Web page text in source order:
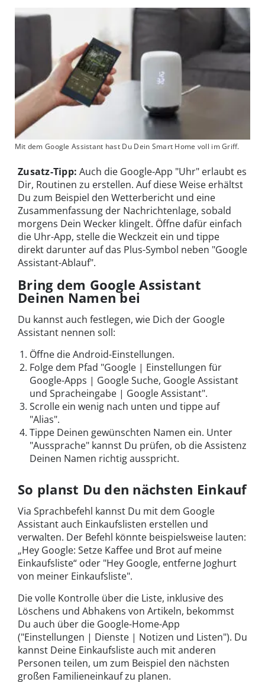
Mit dem Google Assistant hast Du Dein Smart Home voll im Griff.
Zusatz-Tipp:Auch die Google-App "Uhr" erlaubt es
Dir, Routinen zu erstellen. Auf diese Weise erhältst
Du zum Beispiel den Wetterbericht und eine
Zusammenfassung der Nachrichtenlage, sobald
morgens Dein Wecker klingelt. Öffne dafür einfach
die Uhr-App, stelle die Weckzeit ein und tippe
direkt darunter auf das Plus-Symbol neben "Google
Assistant-Ablauf".
Bring dem Google Assistant
Deinen Namen bei
Du kannst auch festlegen, wie Dich der Google
Assistant nennen soll:
Öffne die Android-Einstellungen.
Folge dem Pfad "Google | Einstellungen für
Google-Apps | Google Suche, Google Assistant
und Spracheingabe | Google Assistant".
Scrolle ein wenig nach unten und tippe auf
"Alias".
Tippe Deinen gewünschten Namen ein. Unter
"Aussprache" kannst Du prüfen, ob die Assistenz
Deinen Namen richtig ausspricht.
So planst Du den nächsten Einkauf
Via Sprachbefehl kannst Du mit dem Google
Assistant auch Einkaufslisten erstellen und
verwalten. Der Befehl könnte beispielsweise lauten:
„Hey Google: Setze Kaffee und Brot auf meine
Einkaufsliste“ oder "Hey Google, entferne Joghurt
von meiner Einkaufsliste".
Die volle Kontrolle über die Liste, inklusive des
Löschens und Abhakens von Artikeln, bekommst
Du auch über die Google-Home-App
("Einstellungen | Dienste | Notizen und Listen"). Du
kannst Deine Einkaufsliste auch mit anderen
Personen teilen, um zum Beispiel den nächsten
großen Familieneinkauf zu planen.